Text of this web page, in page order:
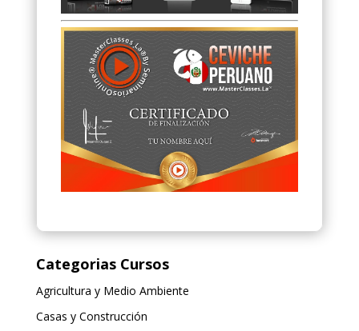
Categorias Cursos
Agricultura y Medio Ambiente
Casas y Construcción